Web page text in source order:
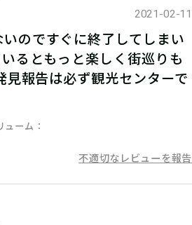
2021-02-11
のですぐに終了してしまい
るともっと楽しく街巡りも
見報告は必ず観光センターで
ューム
不適切なレビューを報告